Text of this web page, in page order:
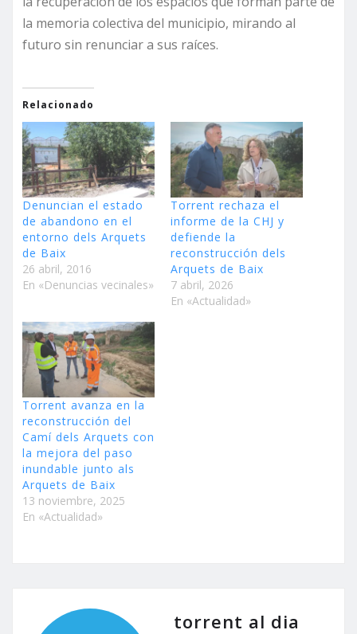
la memoria colectiva del municipio, mirando al
futuro sin renunciar a sus raíces.
Relacionado
Denuncian el estado
de abandono en el
entorno dels Arquets
de Baix
26 abril, 2016
En «Denuncias vecinales»
Torrent rechaza el
informe de la CHJ y
defiende la
reconstrucción dels
Arquets de Baix
7 abril, 2026
En «Actualidad»
Torrent avanza en la
reconstrucción del
Camí dels Arquets con
la mejora del paso
inundable junto als
Arquets de Baix
13 noviembre, 2025
En «Actualidad»
torrent al dia